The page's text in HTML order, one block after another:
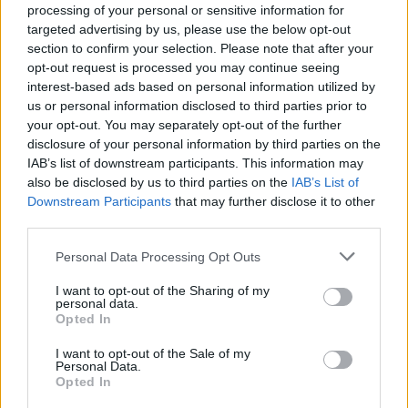
processing of your personal or sensitive information for
targeted advertising by us, please use the below opt-out
section to confirm your selection. Please note that after your
opt-out request is processed you may continue seeing
interest-based ads based on personal information utilized by
us or personal information disclosed to third parties prior to
your opt-out. You may separately opt-out of the further
disclosure of your personal information by third parties on the
IAB’s list of downstream participants. This information may
also be disclosed by us to third parties on the IAB’s List of
Downstream Participants that may further disclose it to other
Personal Data Processing Opt Outs
I want to opt-out of the Sharing of my
personal data.
Opted In
I want to opt-out of the Sale of my
Personal Data.
Opted In
EHT Portalegre cria curso de Gestão Hoteleira de Alojamento
em Alvito
A Escola de Hotelaria e Turismo de Portalegre (EHT Portalegre)
vai ministrar um novo...
5 Agosto, 2026 - 20:00
Alentejo é finalista dos Olive Travel & Taste Awards
O Alentejo foi selecionado como um dos quatro finalistas da
categoria «Sustainable Food Destination...